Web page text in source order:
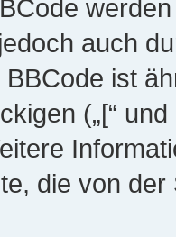
auch
ist
(„[“ und
die von